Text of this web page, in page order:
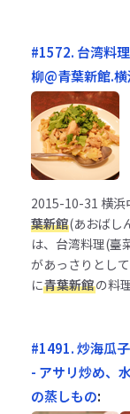
#1572. 台湾料
柳@青葉新館.
2015-10-31 横浜
葉新館(あおばし
は、台湾料理(臺
があっさりとし
に青葉新館の料
#1491. 炒海瓜
- アサリ炒め、
の蒸しもの: